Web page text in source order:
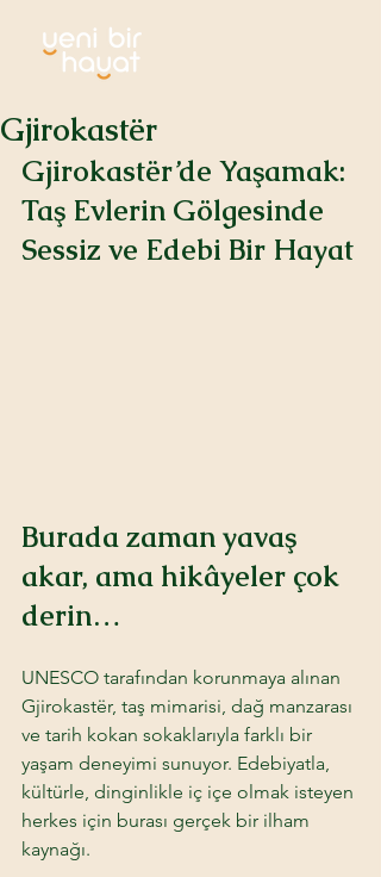
Gjirokastër
Gjirokastër’de Yaşamak:
Taş Evlerin Gölgesinde
Sessiz ve Edebi Bir Hayat
Burada zaman yavaş
akar, ama hikâyeler çok
derin…
UNESCO tarafından korunmaya alınan
Gjirokastër, taş mimarisi, dağ manzarası
ve tarih kokan sokaklarıyla farklı bir
yaşam deneyimi sunuyor. Edebiyatla,
kültürle, dinginlikle iç içe olmak isteyen
herkes için burası gerçek bir ilham
kaynağı.